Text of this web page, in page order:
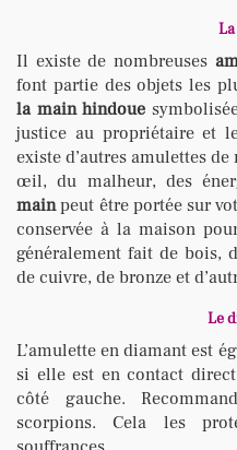
Il existe de nombreuses
font partie des objets les
la main hindoue
justice au propriétaire et
existe d’autres amulettes
œil, du malheur, des
mainpeut être portée sur
conservée à la maison
généralement fait de bois,
de cuivre, de bronze et
Le
L’amulette en diamant est
si elle est en contact
côté gauche.
scorpions. Cela les